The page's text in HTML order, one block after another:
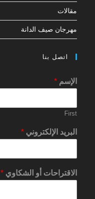
مقالات
مهرجان صيف الدانة
اتصل بنا
الإسم*
First
البريد الإلكتروني*
الاقتراحات أو الشكاوي*